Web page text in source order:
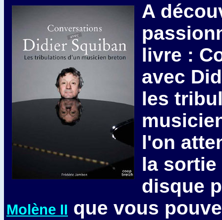
A
livre :
avec
les
l'on
la sortie
disque
Molène II que vous